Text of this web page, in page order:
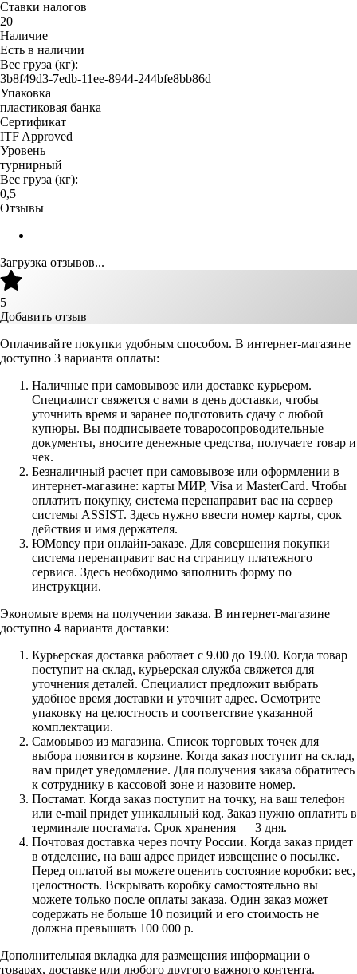
Ставки налогов
20
Наличие
Есть в наличии
Вес груза (кг):
3b8f49d3-7edb-11ee-8944-244bfe8bb86d
Упаковка
пластиковая банка
Сертификат
ITF Approved
Уровень
турнирный
Вес груза (кг):
0,5
Отзывы
Загрузка отзывов...
5
Добавить отзыв
Оплачивайте покупки удобным способом. В интернет-магазине
доступно 3 варианта оплаты:
Наличные при самовывозе или доставке курьером.
Специалист свяжется с вами в день доставки, чтобы
уточнить время и заранее подготовить сдачу с любой
купюры. Вы подписываете товаросопроводительные
документы, вносите денежные средства, получаете товар и
чек.
Безналичный расчет при самовывозе или оформлении в
интернет-магазине: карты МИР, Visa и MasterCard. Чтобы
оплатить покупку, система перенаправит вас на сервер
системы ASSIST. Здесь нужно ввести номер карты, срок
действия и имя держателя.
ЮMoney при онлайн-заказе. Для совершения покупки
система перенаправит вас на страницу платежного
сервиса. Здесь необходимо заполнить форму по
инструкции.
Экономьте время на получении заказа. В интернет-магазине
доступно 4 варианта доставки:
Курьерская доставка работает с 9.00 до 19.00. Когда товар
поступит на склад, курьерская служба свяжется для
уточнения деталей. Специалист предложит выбрать
удобное время доставки и уточнит адрес. Осмотрите
упаковку на целостность и соответствие указанной
комплектации.
Самовывоз из магазина. Список торговых точек для
выбора появится в корзине. Когда заказ поступит на склад,
вам придет уведомление. Для получения заказа обратитесь
к сотруднику в кассовой зоне и назовите номер.
Постамат. Когда заказ поступит на точку, на ваш телефон
или e-mail придет уникальный код. Заказ нужно оплатить в
терминале постамата. Срок хранения — 3 дня.
Почтовая доставка через почту России. Когда заказ придет
в отделение, на ваш адрес придет извещение о посылке.
Перед оплатой вы можете оценить состояние коробки: вес,
целостность. Вскрывать коробку самостоятельно вы
можете только после оплаты заказа. Один заказ может
содержать не больше 10 позиций и его стоимость не
должна превышать 100 000 р.
Дополнительная вкладка для размещения информации о
товарах, доставке или любого другого важного контента.